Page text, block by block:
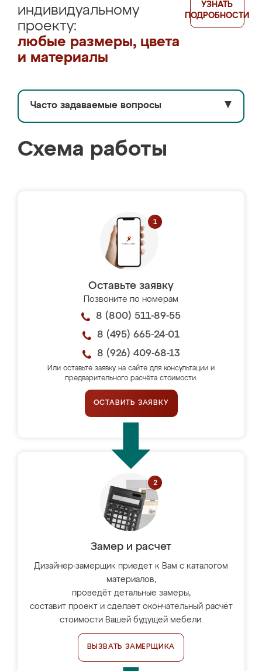
индивидуальному
проекту:
любые размеры, цвета
и материалы
УЗНАТЬ
ПОДРОБНОСТИ
Часто задаваемые вопросы ▼
Схема работы
Оставьте заявку
Позвоните по номерам
8 (800) 511-89-55
8 (495) 665-24-01
8 (926) 409-68-13
Или оставьте заявку на сайте для консультации и
предварительного расчёта стоимости.
ОСТАВИТЬ ЗАЯВКУ
Замер и расчет
Дизайнер-замерщик приедет к Вам с каталогом
материалов,
проведёт детальные замеры,
составит проект и сделает окончательный расчёт
стоимости Вашей будущей мебели.
ВЫЗВАТЬ ЗАМЕРЩИКА